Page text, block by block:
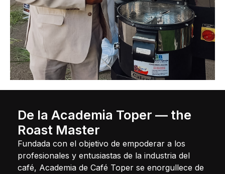
De la Academia Toper — the
Roast Master
Fundada con el objetivo de empoderar a los
profesionales y entusiastas de la industria del
café, Academia de Café Toper se enorgullece de